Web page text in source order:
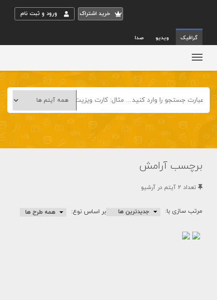
خريد اشتراک ورود و ثبت نام
گرافیک ویدیو صدا
برچسب آرامش
تعداد 2 آيتم در آرشيو
مرتب سازی با: بر اساس نوع: